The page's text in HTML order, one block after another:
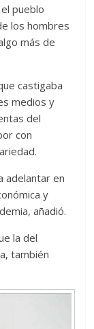
pueblo
los hombres
más de
castigaba
medios y
del
con
adelantar en
y
añadió.
la del
también